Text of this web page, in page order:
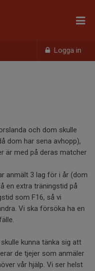
Logga in
och dom skulle
dom har sena avhopp),
är med på deras matcher
anmält 3 lag för i år (dom
en extra träningstid på
som F16, så vi
Vi ska försöka ha en
kunna tänka sig att
de tjejer som anmäler
vår hjälp. Vi ser helst